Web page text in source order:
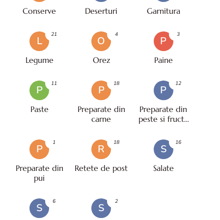
Conserve Deserturi Garnitura
L
Legume
21
O
Orez
4
P
Paine
3
P
Paste
11
P
Preparate din
carne
18
P
Preparate din
peste si fructe
12
P
Preparate din
pui
1
R
Retete de post
18
S
Salate
16
S
6
S
2